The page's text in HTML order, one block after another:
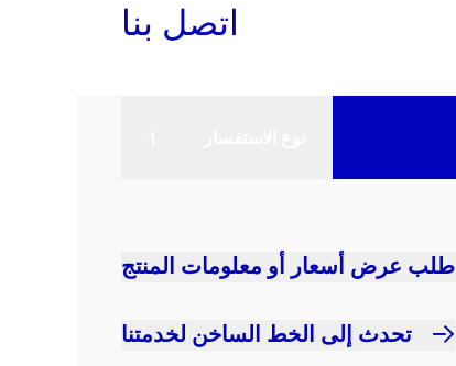
اتصل بنا
طلب عرض أسعار أو معلومات المنتج
تحدث إلى الخط الساخن لخدمتنا